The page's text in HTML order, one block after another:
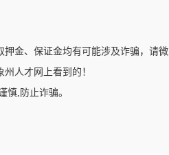
金、保证金均有可能涉及诈骗，请微
人才网上看到的！
慎,防止诈骗。